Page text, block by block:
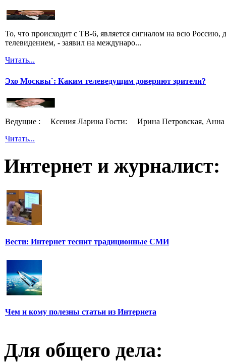
То, что происходит с ТВ-6, является сигналом на всю
телевидением, - заявил на междунаро...
Читать...
Эхо Москвы`: Каким телеведущим доверяют зрители?
Ведущие : Ксения Ларина Гости: Ирина Петровская, Анна
Читать...
Интернет и журналист:
Вести: Интернет теснит традиционные СМИ
Чем и кому полезны статьи из Интернета
Для общего дела: